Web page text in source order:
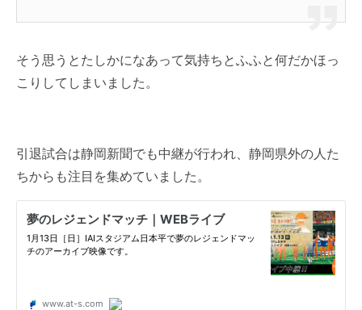
そう思うとたしかになあって気持ちとふふと何だかほっ
こりしてしまいました。
引退試合は静岡新聞でも中継が行われ、静岡県外の人た
ちからも注目を集めていました。